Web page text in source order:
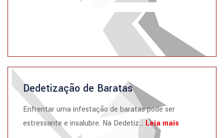
Dedetização de Baratas
Enfrentar uma infestação de baratas pode ser
estressante e insalubre. Na Dedetiz... Leia mais